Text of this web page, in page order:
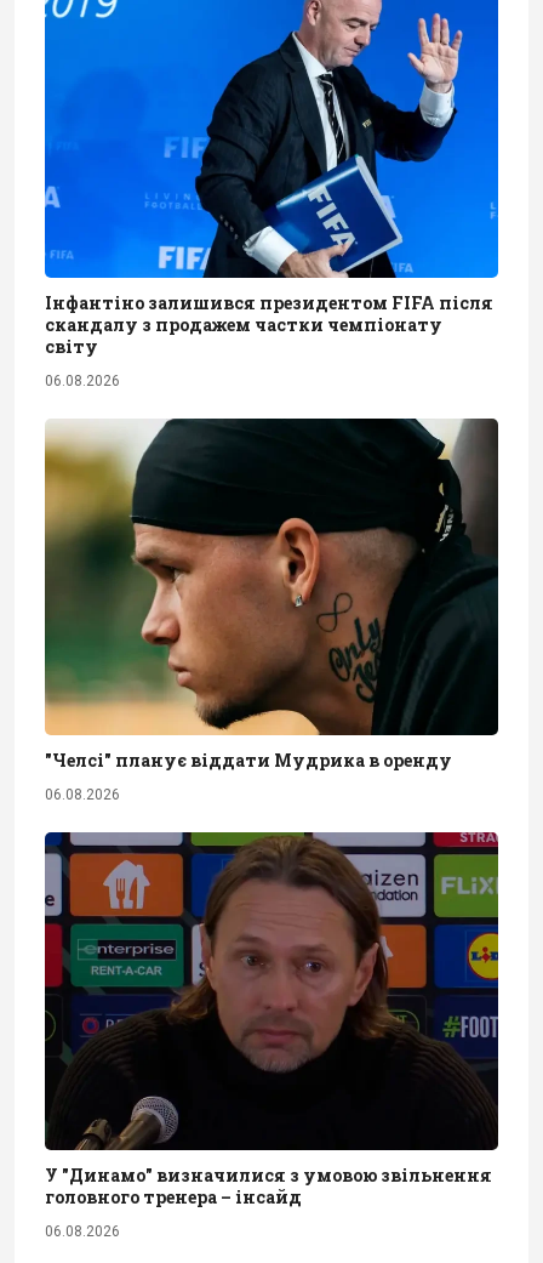
Інфантіно залишився президентом FIFA після
скандалу з продажем частки чемпіонату
світу
06.08.2026
"Челсі" планує віддати Мудрика в оренду
06.08.2026
У "Динамо" визначилися з умовою звільнення
головного тренера – інсайд
06.08.2026